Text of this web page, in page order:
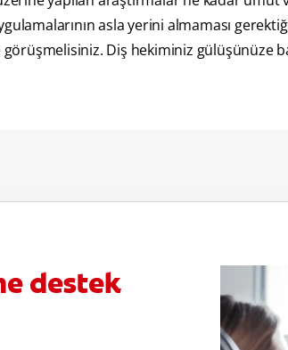
asla yerini almaması
Diş hekiminiz gülüşünüze
destek